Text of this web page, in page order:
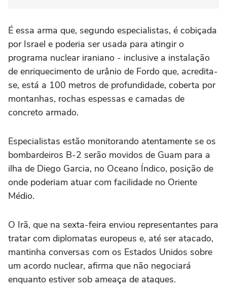
É essa arma que, segundo especialistas, é cobiçada
por Israel e poderia ser usada para atingir o
programa nuclear iraniano - inclusive a instalação
de enriquecimento de urânio de Fordo que, acredita-
se, está a 100 metros de profundidade, coberta por
montanhas, rochas espessas e camadas de
concreto armado.
Especialistas estão monitorando atentamente se os
bombardeiros B-2 serão movidos de Guam para a
ilha de Diego Garcia, no Oceano Índico, posição de
onde poderiam atuar com facilidade no Oriente
Médio.
O Irã, que na sexta-feira enviou representantes para
tratar com diplomatas europeus e, até ser atacado,
mantinha conversas com os Estados Unidos sobre
um acordo nuclear, afirma que não negociará
enquanto estiver sob ameaça de ataques.